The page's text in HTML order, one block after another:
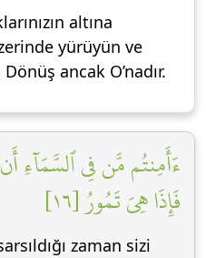
altına
yürüyün ve
ancak O’nadır.
ءَأَمِنتُم مَّن فِي
فَإِذَا هِيَ تَمُورُ [١٦]
zaman sizi